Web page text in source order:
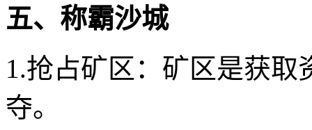
五、称霸沙城
1.抢占矿区：矿区是获
夺。